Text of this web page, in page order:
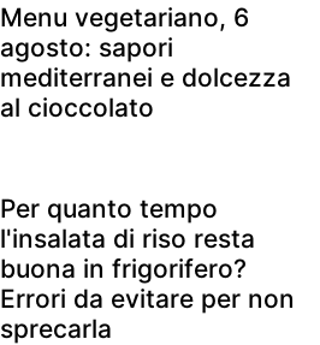
Menu vegetariano, 6
agosto: sapori
mediterranei e dolcezza
al cioccolato
Per quanto tempo
l'insalata di riso resta
buona in frigorifero?
Errori da evitare per non
sprecarla